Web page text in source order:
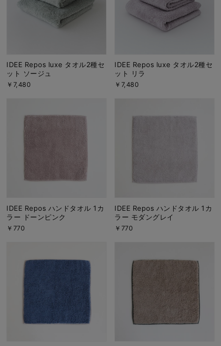
IDEE Repos luxe タオル2種セ
ット ソージュ
￥7,480
IDEE Repos luxe タオル2種セ
ット リラ
￥7,480
IDEE Repos ハンドタオル 1カ
ラー ドーンピンク
￥770
IDEE Repos ハンドタオル 1カ
ラー モダングレイ
￥770